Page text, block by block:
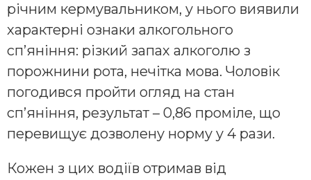
річним кермувальником, у нього виявили
характерні ознаки алкогольного
сп’яніння: різкий запах алкоголю з
порожнини рота, нечітка мова. Чоловік
погодився пройти огляд на стан
сп’яніння, результат – 0,86 проміле, що
перевищує дозволену норму у 4 рази.
Кожен з цих водіїв отримав від